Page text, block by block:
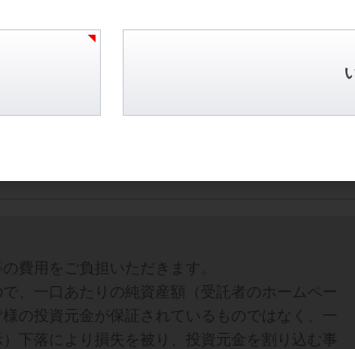
費用をご負担いただきます。
、一口あたりの純資産額（受託者のホームペー
の投資元金が保証されているものではなく、一
下落により損失を被り、投資元金を割り込む事